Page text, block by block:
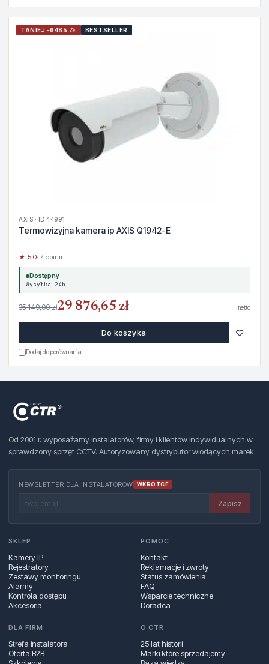
TANIEJ -6485 ZŁ BESTSELLER
AXIS · ID 44991
Termowizyjna kamera ip AXIS Q1942-E
★ 5.0· 7 opinii
Dostępny
Wysyłka 24h
35 149,00 zł29 876,65 zł netto
Do koszyka ♡
Dodaj do porównania
Od 2001 r. wyposażamy instalatorów, firmy i klientów indywidualnych w
sprawdzony sprzęt CCTV. Autoryzowany dystrybutor wiodących marek.
NEWSLETTER DLA INSTALATORÓW WKRÓTCE
Zapisz
SKLEP
Kamery IP
Rejestratory
Zestawy monitoringu
Alarmy
Kontrola dostępu
Akcesoria
POMOC
Kontakt
Reklamacje i zwroty
Status zamówienia
FAQ
Wsparcie techniczne
Doradca
DLA FIRM
Strefa instalatora
Oferta B2B
O CTR
25 lat historii
Marki które sprzedajemy